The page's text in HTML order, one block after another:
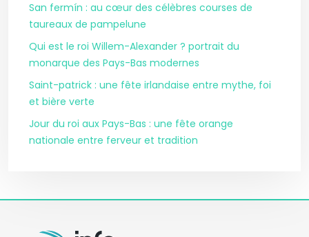
San fermín : au cœur des célèbres courses de
taureaux de pampelune
Qui est le roi Willem-Alexander ? portrait du
monarque des Pays-Bas modernes
Saint-patrick : une fête irlandaise entre mythe, foi
et bière verte
Jour du roi aux Pays-Bas : une fête orange
nationale entre ferveur et tradition